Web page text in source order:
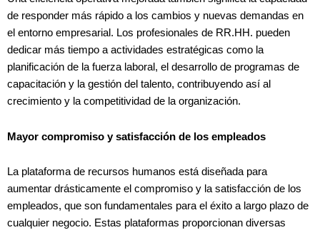
de responder más rápido a los cambios y nuevas demandas en
el entorno empresarial. Los profesionales de RR.HH. pueden
dedicar más tiempo a actividades estratégicas como la
planificación de la fuerza laboral, el desarrollo de programas de
capacitación y la gestión del talento, contribuyendo así al
crecimiento y la competitividad de la organización.
Mayor compromiso y satisfacción de los empleados
La plataforma de recursos humanos está diseñada para
aumentar drásticamente el compromiso y la satisfacción de los
empleados, que son fundamentales para el éxito a largo plazo de
cualquier negocio. Estas plataformas proporcionan diversas